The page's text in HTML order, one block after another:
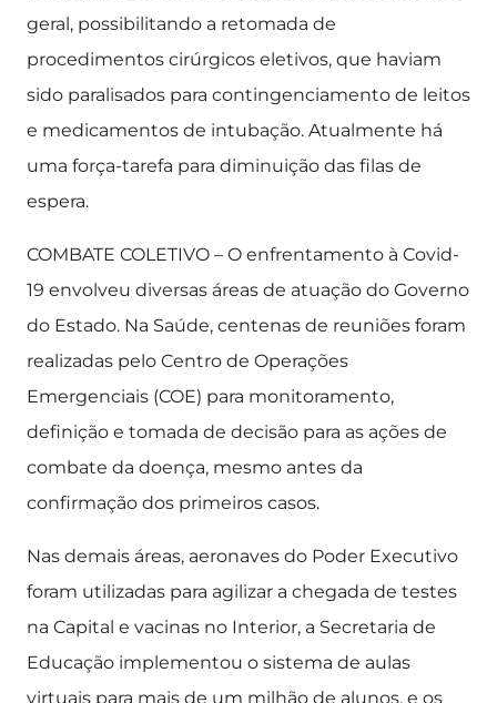
geral, possibilitando a retomada de
procedimentos cirúrgicos eletivos, que haviam
sido paralisados para contingenciamento de leitos
e medicamentos de intubação. Atualmente há
uma força-tarefa para diminuição das filas de
espera.
COMBATE COLETIVO – O enfrentamento à Covid-
19 envolveu diversas áreas de atuação do Governo
do Estado. Na Saúde, centenas de reuniões foram
realizadas pelo Centro de Operações
Emergenciais (COE) para monitoramento,
definição e tomada de decisão para as ações de
combate da doença, mesmo antes da
confirmação dos primeiros casos.
Nas demais áreas, aeronaves do Poder Executivo
foram utilizadas para agilizar a chegada de testes
na Capital e vacinas no Interior, a Secretaria de
Educação implementou o sistema de aulas
virtuais para mais de um milhão de alunos, e os